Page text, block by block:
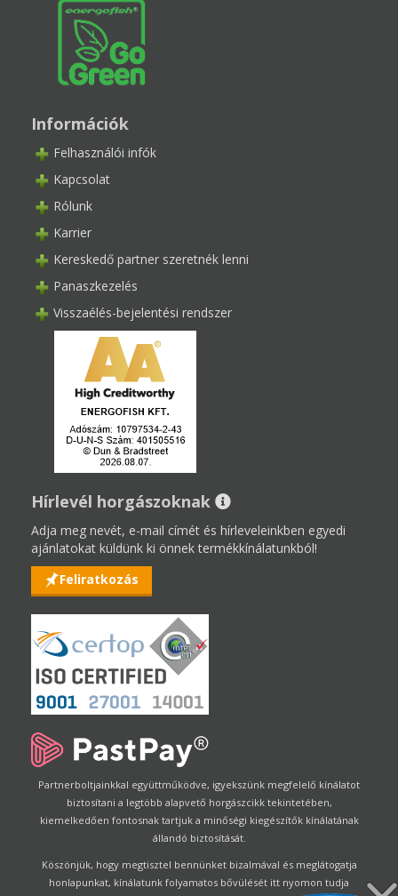
Információk
Felhasználói infók
Kapcsolat
Rólunk
Karrier
Kereskedő partner szeretnék lenni
Panaszkezelés
Visszaélés-bejelentési rendszer
Hírlevél horgászoknak
Adja meg nevét, e-mail címét és hírleveleinkben egyedi
ajánlatokat küldünk ki önnek termékkínálatunkból!
Feliratkozás
Partnerboltjainkkal együttműködve, igyekszünk megfelelő kínálatot
biztosítani a legtöbb alapvető horgászcikk tekintetében,
kiemelkedően fontosnak tartjuk a minőségi kiegészítők kínálatának
állandó biztosítását.
Köszönjük, hogy megtisztel bennünket bizalmával és meglátogatja
honlapunkat, kínálatunk folyamatos bővülését itt nyomon tudja